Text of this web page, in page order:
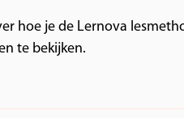
hoe je de Lernova
te bekijken.